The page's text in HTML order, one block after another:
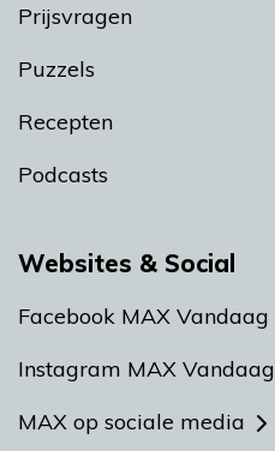
Prijsvragen
Puzzels
Recepten
Podcasts
Websites & Social
Facebook MAX Vandaag
Instagram MAX Vandaag
MAX op sociale media